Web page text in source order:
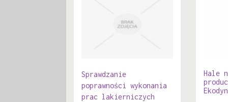
Sprawdzanie
poprawności wykonania
prac lakierniczych
Hale